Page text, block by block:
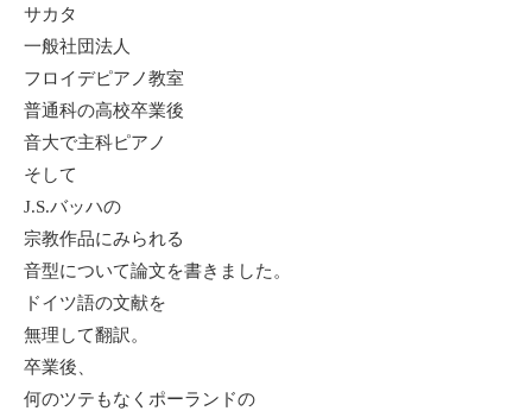
サカタ
一般社団法人
フロイデピアノ教室
普通科の高校卒業後
音大で主科ピアノ
そして
J.S.バッハの
宗教作品にみられる
音型について論文を書きました。
ドイツ語の文献を
無理して翻訳。
卒業後、
何のツテもなくポーランドの